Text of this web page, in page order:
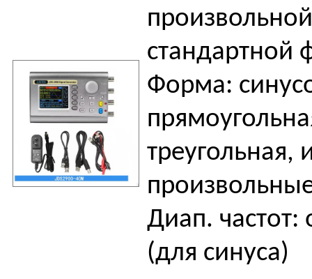
стандартной
Форма:
треугольная,
Диап. частот:
(для синуса)